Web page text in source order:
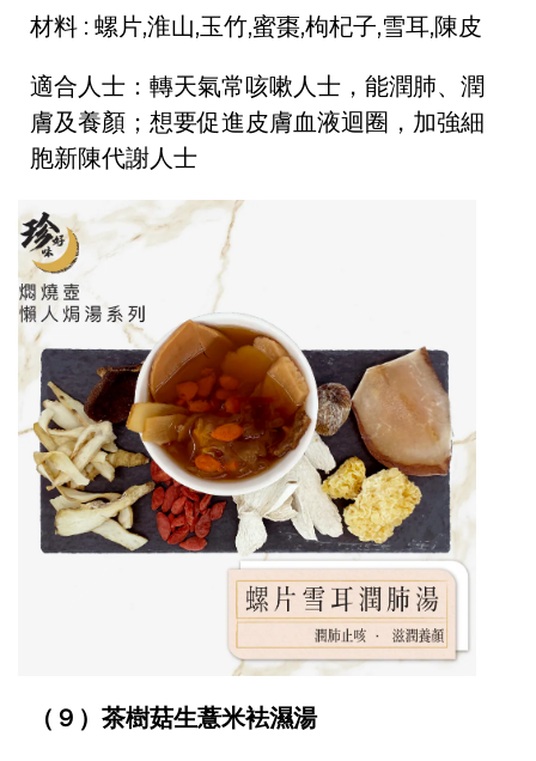
材料 : 螺片,淮山,玉竹,蜜棗,枸杞子,雪耳,陳皮
適合人士：轉天氣常咳嗽人士，能潤肺、潤
膚及養顏；想要促進皮膚血液迴圈，加強細
胞新陳代謝人士
（９）茶樹菇生薏米袪濕湯